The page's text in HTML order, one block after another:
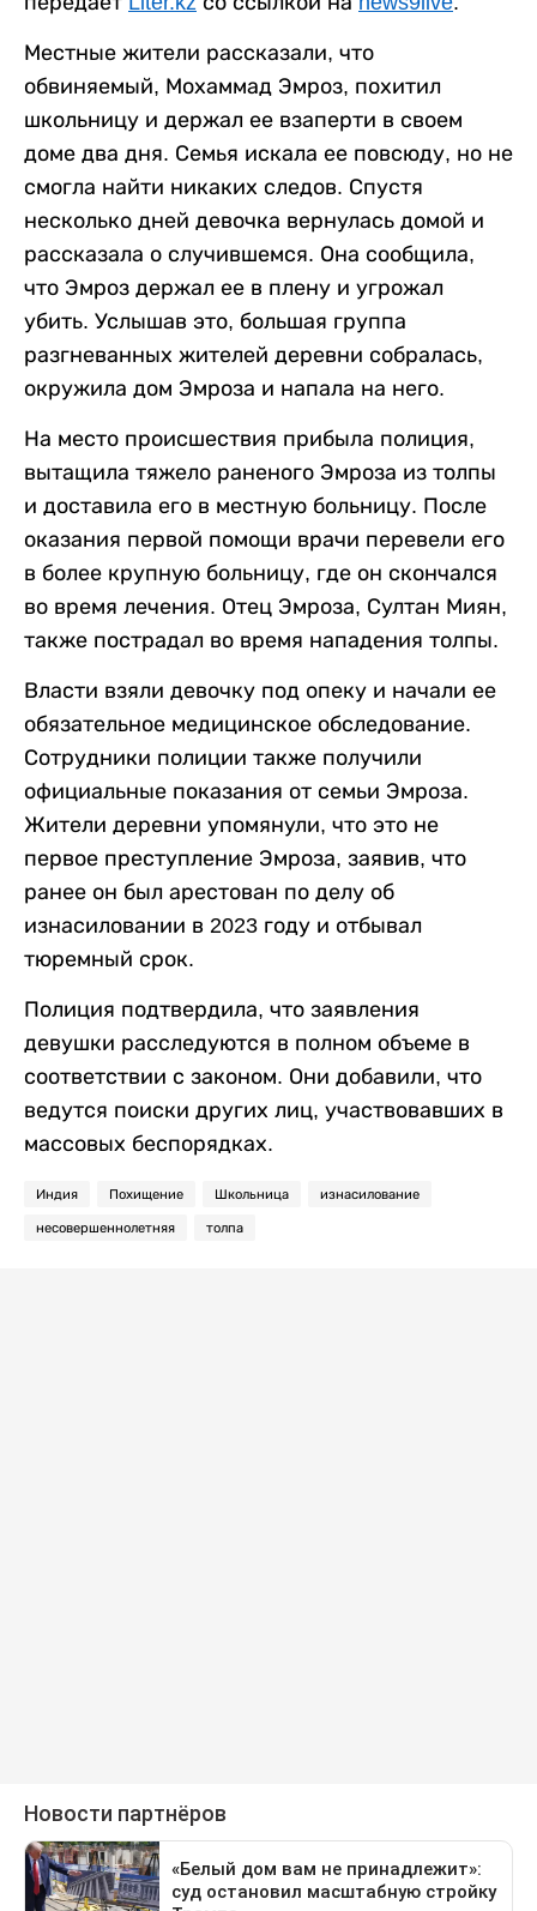
Местные жители рассказали, что
обвиняемый, Мохаммад Эмроз, похитил
школьницу и держал ее взаперти в своем
доме два дня. Семья искала ее повсюду, но не
смогла найти никаких следов. Спустя
несколько дней девочка вернулась домой и
рассказала о случившемся. Она сообщила,
что Эмроз держал ее в плену и угрожал
убить. Услышав это, большая группа
разгневанных жителей деревни собралась,
окружила дом Эмроза и напала на него.
На место происшествия прибыла полиция,
вытащила тяжело раненого Эмроза из толпы
и доставила его в местную больницу. После
оказания первой помощи врачи перевели его
в более крупную больницу, где он скончался
во время лечения. Отец Эмроза, Султан Миян,
также пострадал во время нападения толпы.
Власти взяли девочку под опеку и начали ее
обязательное медицинское обследование.
Сотрудники полиции также получили
официальные показания от семьи Эмроза.
Жители деревни упомянули, что это не
первое преступление Эмроза, заявив, что
ранее он был арестован по делу об
изнасиловании в 2023 году и отбывал
тюремный срок.
Полиция подтвердила, что заявления
девушки расследуются в полном объеме в
соответствии с законом. Они добавили, что
ведутся поиски других лиц, участвовавших в
массовых беспорядках.
Индия Похищение Школьница изнасилование
несовершеннолетняя толпа